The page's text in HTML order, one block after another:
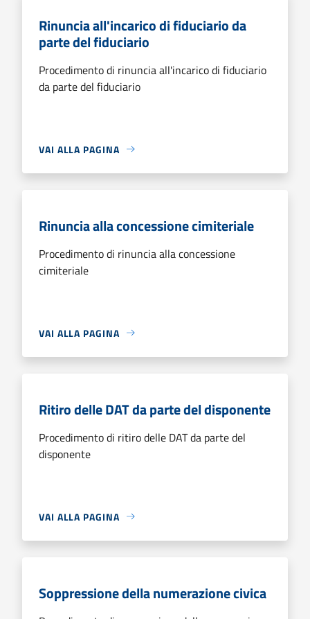
Rinuncia all'incarico di fiduciario da
parte del fiduciario
Procedimento di rinuncia all'incarico di fiduciario
da parte del fiduciario
VAI ALLA PAGINA
Rinuncia alla concessione cimiteriale
Procedimento di rinuncia alla concessione
cimiteriale
VAI ALLA PAGINA
Ritiro delle DAT da parte del disponente
Procedimento di ritiro delle DAT da parte del
disponente
VAI ALLA PAGINA
Soppressione della numerazione civica